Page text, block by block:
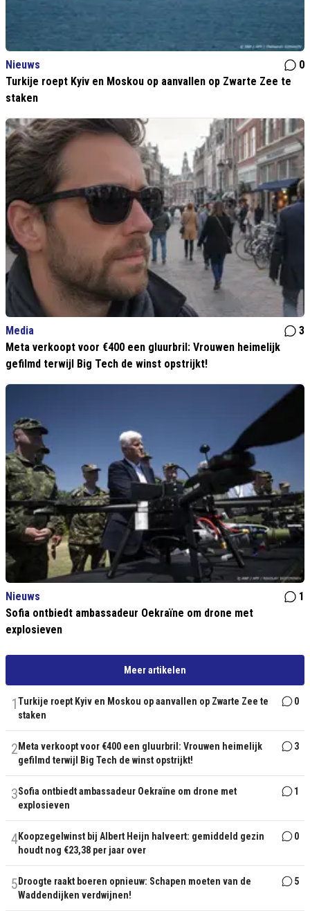
Nieuws
0
Turkije roept Kyiv en Moskou op aanvallen op Zwarte Zee te
staken
Media
3
Meta verkoopt voor €400 een gluurbril: Vrouwen heimelijk
gefilmd terwijl Big Tech de winst opstrijkt!
Nieuws
1
Sofia ontbiedt ambassadeur Oekraïne om drone met
explosieven
Meer artikelen
1Turkije roept Kyiv en Moskou op aanvallen op Zwarte Zee te
staken
0
2 Meta verkoopt voor €400 een gluurbril: Vrouwen heimelijk
gefilmd terwijl Big Tech de winst opstrijkt!
3
3Sofia ontbiedt ambassadeur Oekraïne om drone met
explosieven
1
4Koopzegelwinst bij Albert Heijn halveert: gemiddeld gezin
houdt nog €23,38 per jaar over
0
5 Droogte raakt boeren opnieuw: Schapen moeten van de
Waddendijken verdwijnen!
5